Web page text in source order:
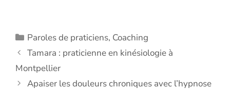
Catégories
Paroles de praticiens, Coaching
Tamara : praticienne en kinésiologie à
Montpellier
Apaiser les douleurs chroniques avec l’hypnose